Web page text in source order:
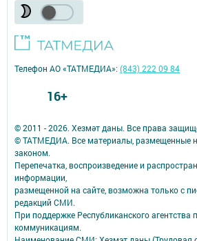
© 2011 - 2026. Хезмәт даны. Все права
© ТАТМЕДИА. Все материалы, размещенные
законом.
Перепечатка, воспроизведение и
информации,
размещенной на сайте, возможна только с
редакций СМИ.
При поддержке Республиканского
коммуникациям.
Телефон АО «ТАТМЕДИА»:(843) 222 09 84
16+